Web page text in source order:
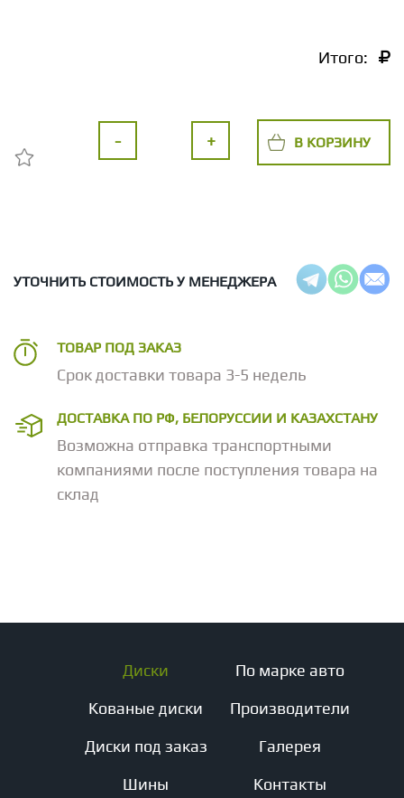
Итого:
- + В КОРЗИНУ
УТОЧНИТЬ СТОИМОСТЬ У МЕНЕДЖЕРА
ТОВАР ПОД ЗАКАЗ
Срок доставки товара 3-5 недель
ДОСТАВКА ПО РФ, БЕЛОРУССИИ И КАЗАХСТАНУ
Возможна отправка транспортными
компаниями после поступления товара на
склад
Диски
Кованые диски
Диски под заказ
Шины
По марке авто
Производители
Галерея
Контакты